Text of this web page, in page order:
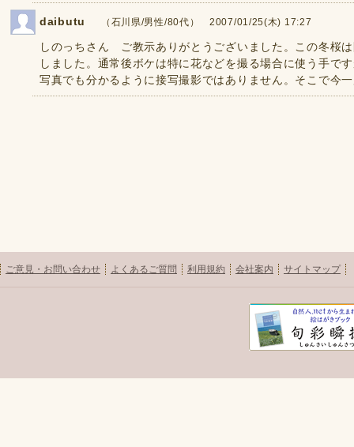
daibutu （石川県/男性/80代） 2007/01/25(木) 17:27
しのっちさん ご教示ありがとうございました。この冬桜
しました。通常後ボケは特に花などを撮る場合に使う手で
写真でも分かるように接写撮影ではありません。そこで今
ご意見・お問い合わせ よくあるご質問 利用規約 会社案内 サイトマップ